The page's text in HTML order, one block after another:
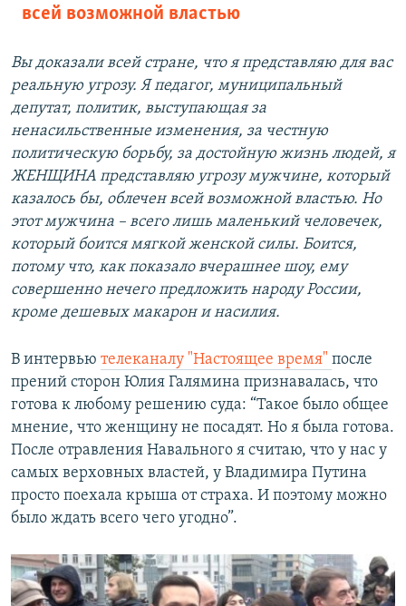
всей возможной властью
Вы доказали всей стране, что я представляю для вас
реальную угрозу. Я педагог, муниципальный
депутат, политик, выступающая за
ненасильственные изменения, за честную
политическую борьбу, за достойную жизнь людей, я
ЖЕНЩИНА представляю угрозу мужчине, который
казалось бы, облечен всей возможной властью. Но
этот мужчина – всего лишь маленький человечек,
который боится мягкой женской силы. Боится,
потому что, как показало вчерашнее шоу, ему
совершенно нечего предложить народу России,
кроме дешевых макарон и насилия.
В интервью телеканалу "Настоящее время" после
прений сторон Юлия Галямина признавалась, что
готова к любому решению суда: “Такое было общее
мнение, что женщину не посадят. Но я была готова.
После отравления Навального я считаю, что у нас у
самых верховных властей, у Владимира Путина
просто поехала крыша от страха. И поэтому можно
было ждать всего чего угодно”.